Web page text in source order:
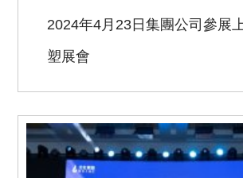
2024年4月23日集團公司參展
塑展會